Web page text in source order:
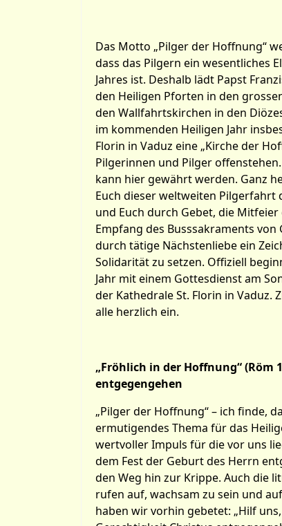
Das Motto „Pilger der Hoffnung“
dass das Pilgern ein wesentliches
Jahres ist. Deshalb lädt Papst
den Heiligen Pforten in den
den Wallfahrtskirchen in den
im kommenden Heiligen Jahr
Florin in Vaduz eine „Kirche der
Pilgerinnen und Pilger
kann hier gewährt werden. Ganz
Euch dieser weltweiten Pilgerfahrt
und Euch durch Gebet, die
Empfang des Busssakraments
durch tätige Nächstenliebe ein
Solidarität zu setzen. Offiziell
Jahr mit einem Gottesdienst am
der Kathedrale St. Florin in Vaduz.
alle herzlich ein.
„Fröhlich in der Hoffnung“ (Röm
entgegengehen
„Pilger der Hoffnung“ – ich finde,
ermutigendes Thema für das
wertvoller Impuls für die vor uns
dem Fest der Geburt des Herrn
den Weg hin zur Krippe. Auch die
rufen auf, wachsam zu sein und
haben wir vorhin gebetet: „Hilf